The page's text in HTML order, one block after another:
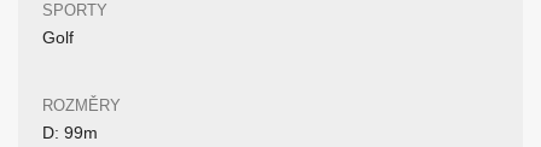
SPORTY
Golf
ROZMĚRY
D: 99m